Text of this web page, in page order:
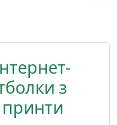
з